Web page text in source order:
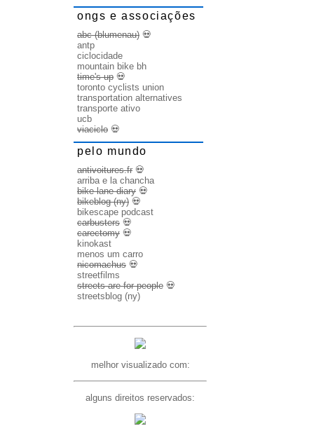
ongs e associações
abc (blumenau) 💀
antp
ciclocidade
mountain bike bh
time's up 💀
toronto cyclists union
transportation alternatives
transporte ativo
ucb
viaciclo 💀
pelo mundo
antivoitures.fr 💀
arriba e la chancha
bike lane diary 💀
bikeblog (ny) 💀
bikescape podcast
carbusters 💀
carectomy 💀
kinokast
menos um carro
nicomachus 💀
streetfilms
streets are for people 💀
streetsblog (ny)
melhor visualizado com:
alguns direitos reservados: